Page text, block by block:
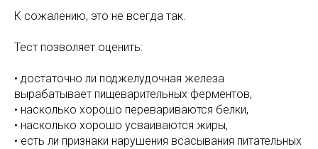
К сожалению, это не всегда так.
Тест позволяет оценить:
• достаточно ли поджелудочная железа
вырабатывает пищеварительных ферментов,
• насколько хорошо перевариваются белки,
• насколько хорошо усваиваются жиры,
• есть ли признаки нарушения всасывания питательных